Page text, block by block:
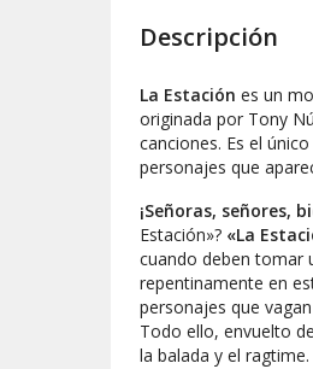
Descripción
La Estación es un
originada por Tony
canciones. Es el
personajes que
¡Señoras, señores,
Estación»? «La
cuando deben tomar
repentinamente en
personajes que
Todo ello, envuelto
la balada y el ragtime.